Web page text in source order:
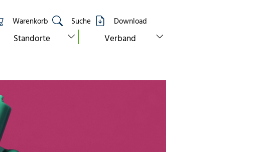
Warenkorb Suche Download
Standorte show submenu for “standorte”
Verband show submenu for “verband”